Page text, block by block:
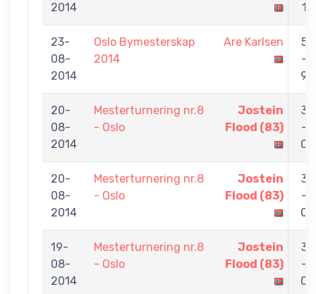
2014
1
23-
08-
2014
Oslo Bymesterskap
2014
Are Karlsen
5
-
9
20-
08-
2014
Mesterturnering nr.8
- Oslo
Jostein
Flood (83)
3
-
0
20-
08-
2014
Mesterturnering nr.8
- Oslo
Jostein
Flood (83)
3
-
0
19-
08-
2014
Mesterturnering nr.8
- Oslo
Jostein
Flood (83)
3
-
0